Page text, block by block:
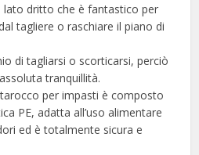
lato dritto che è fantastico per
tagliere o raschiare il piano di
di tagliarsi o scorticarsi, perciò
tranquillità.
tarocco per impasti è composto
PE, adatta all’uso alimentare
ed è totalmente sicura e